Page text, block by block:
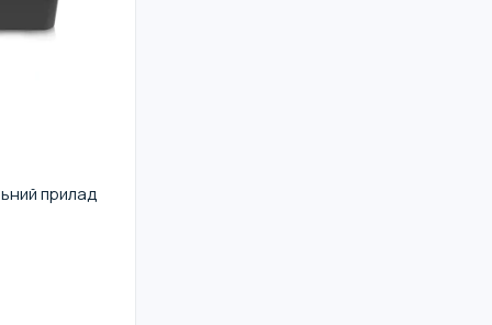
прилад